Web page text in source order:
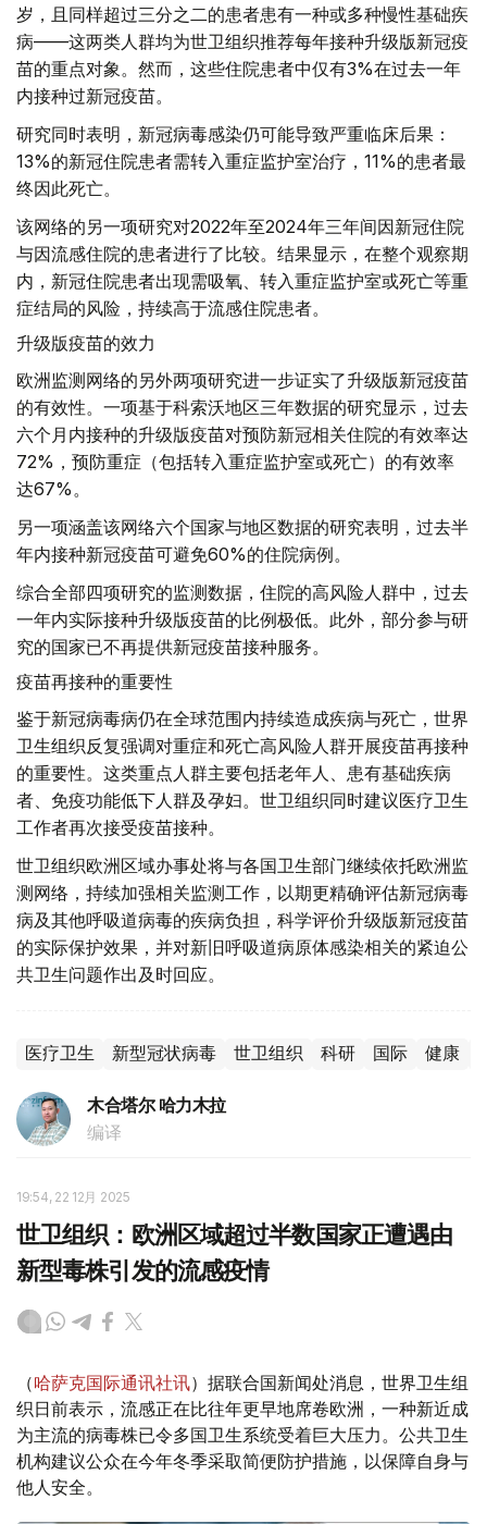
岁，且同样超过三分之二的患者患有一种或多种慢性基础疾
病——这两类人群均为世卫组织推荐每年接种升级版新冠疫
苗的重点对象。然而，这些住院患者中仅有3%在过去一年
内接种过新冠疫苗。
研究同时表明，新冠病毒感染仍可能导致严重临床后果：
13%的新冠住院患者需转入重症监护室治疗，11%的患者最
终因此死亡。
该网络的另一项研究对2022年至2024年三年间因新冠住院
与因流感住院的患者进行了比较。结果显示，在整个观察期
内，新冠住院患者出现需吸氧、转入重症监护室或死亡等重
症结局的风险，持续高于流感住院患者。
升级版疫苗的效力
欧洲监测网络的另外两项研究进一步证实了升级版新冠疫苗
的有效性。一项基于科索沃地区三年数据的研究显示，过去
六个月内接种的升级版疫苗对预防新冠相关住院的有效率达
72%，预防重症（包括转入重症监护室或死亡）的有效率
达67%。
另一项涵盖该网络六个国家与地区数据的研究表明，过去半
年内接种新冠疫苗可避免60%的住院病例。
综合全部四项研究的监测数据，住院的高风险人群中，过去
一年内实际接种升级版疫苗的比例极低。此外，部分参与研
究的国家已不再提供新冠疫苗接种服务。
疫苗再接种的重要性
鉴于新冠病毒病仍在全球范围内持续造成疾病与死亡，世界
卫生组织反复强调对重症和死亡高风险人群开展疫苗再接种
的重要性。这类重点人群主要包括老年人、患有基础疾病
者、免疫功能低下人群及孕妇。世卫组织同时建议医疗卫生
工作者再次接受疫苗接种。
世卫组织欧洲区域办事处将与各国卫生部门继续依托欧洲监
测网络，持续加强相关监测工作，以期更精确评估新冠病毒
病及其他呼吸道病毒的疾病负担，科学评价升级版新冠疫苗
的实际保护效果，并对新旧呼吸道病原体感染相关的紧迫公
共卫生问题作出及时回应。
医疗卫生 新型冠状病毒 世卫组织 科研 国际 健康
木合塔尔 哈力木拉
编译
19:54, 22 12月 2025
世卫组织：欧洲区域超过半数国家正遭遇由
新型毒株引发的流感疫情
（哈萨克国际通讯社讯）据联合国新闻处消息，世界卫生组
织日前表示，流感正在比往年更早地席卷欧洲，一种新近成
为主流的病毒株已令多国卫生系统受着巨大压力。公共卫生
机构建议公众在今年冬季采取简便防护措施，以保障自身与
他人安全。